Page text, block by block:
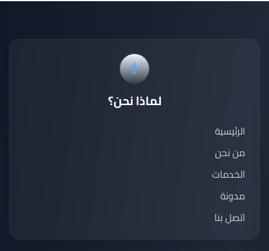
لماذا نحن؟
الرئيسية
من نحن
الخدمات
مدونة
اتصل بنا